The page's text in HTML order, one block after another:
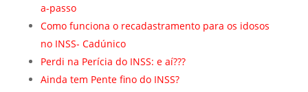
a-passo
Como funciona o recadastramento para os idosos
no INSS- Cadúnico
Perdi na Perícia do INSS: e aí???
Ainda tem Pente fino do INSS?